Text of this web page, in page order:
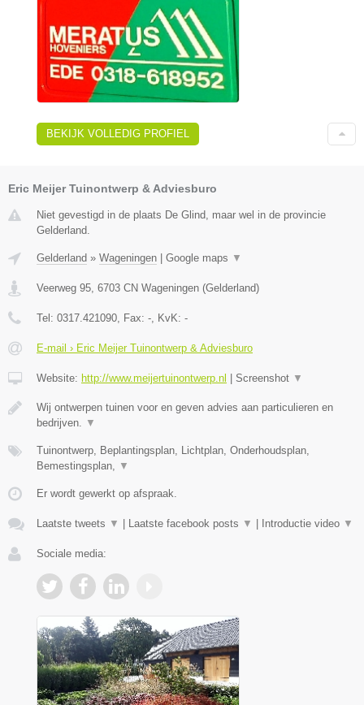
BEKIJK VOLLEDIG PROFIEL
Eric Meijer Tuinontwerp & Adviesburo
Niet gevestigd in de plaats De Glind, maar wel in de provincie
Gelderland.
Gelderland » Wageningen Google maps ▼
Veerweg 95 6703 CN Wageningen (Gelderland)
Tel: 0317.421090 , Fax: - , KvK: -
E-mail › Eric Meijer Tuinontwerp & Adviesburo
Website: http://www.meijertuinontwerp.nl Screenshot ▼
Wij ontwerpen tuinen voor en geven advies aan particulieren en
bedrijven.
▼
Tuinontwerp, Beplantingsplan, Lichtplan, Onderhoudsplan,
Bemestingsplan,
▼
Er wordt gewerkt op afspraak.
Laatste tweets ▼ Laatste facebook posts ▼ Introductie video ▼
Sociale media: